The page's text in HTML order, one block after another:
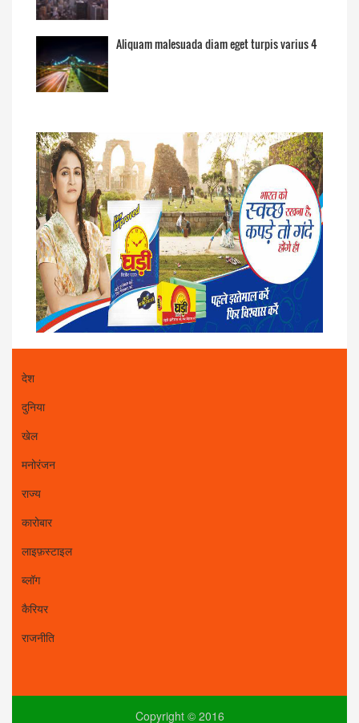
Aliquam malesuada diam eget turpis varius 4
देश
दुनिया
खेल
मनोरंजन
राज्य
कारोबार
लाइफ़स्टाइल
ब्लॉग
कैरियर
राजनीति
Copyright © 2016